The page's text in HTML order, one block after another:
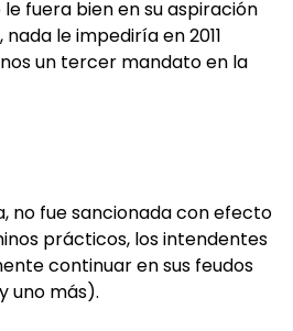
le fuera bien en su aspiración
le impediría en 2011
un tercer mandato en la
no fue sancionada con efecto
prácticos, los intendentes
continuar en sus feudos
uno más).